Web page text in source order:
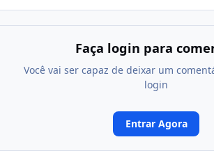
Faça login para
Você vai ser capaz de deixar um
login
Entrar Agora